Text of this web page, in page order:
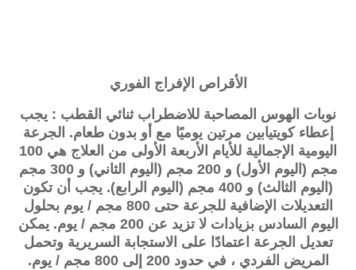
الأقراص الإفراج الفوري
نوبات الهوس المصاحبة للاضطراب ثنائي القطب : يجب
إعطاءكويتيابين مرتين يوميًا مع أو بدون طعام. الجرعة
اليومية الإجمالية للأيام الأربعة الأولى من العلاج هي 100
مجم (اليوم الأول) و 200 مجم (اليوم الثاني) و 300 مجم
(اليوم الثالث) و 400 مجم (اليوم الرابع). يجب أن تكون
التعديلات الإضافية للجرعة حتى 800 مجم / يوم بحلول
اليوم السادس بزيادات لا تزيد عن 200 مجم / يوم. يمكن
تعديل الجرعة اعتمادًا على الاستجابة السريرية وتحمل
المريض الفردي ، في حدود 200 إلى 800 مجم / يوم.